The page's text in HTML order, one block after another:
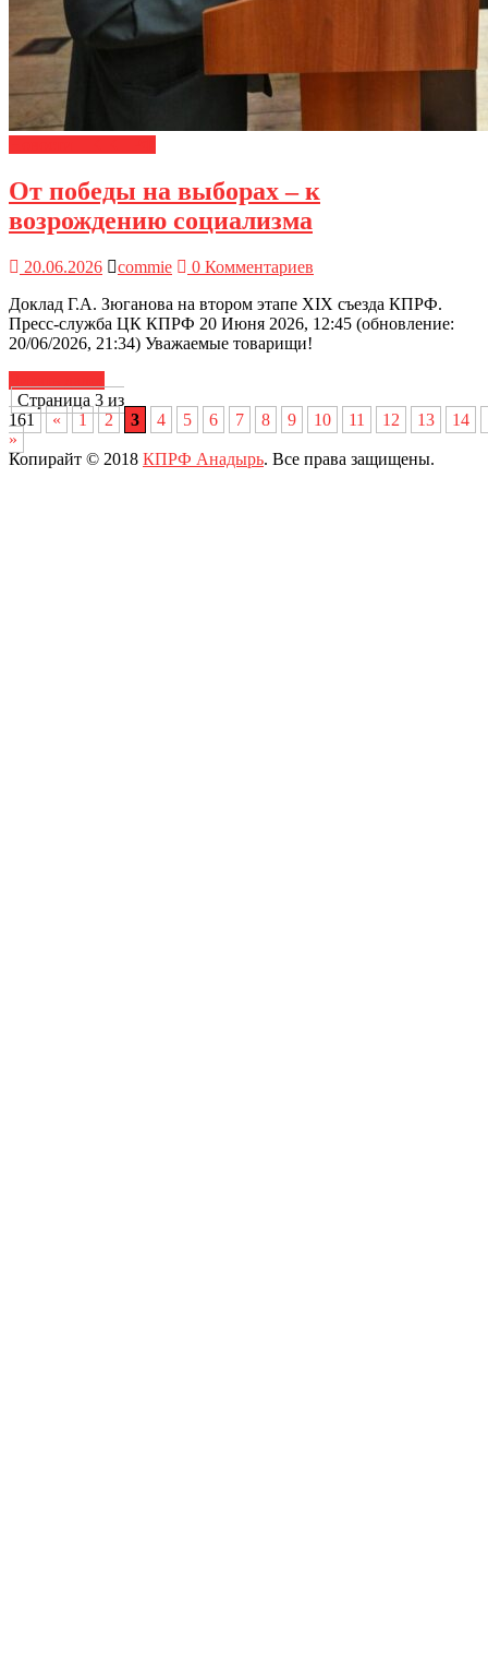
От победы на выборах – к
возрождению социализма
20.06.2026 commie
0 Комментариев
Доклад Г.А. Зюганова на втором этапе XIX съезда КПРФ.
Пресс-служба ЦК КПРФ 20 Июня 2026, 12:45 (обновление:
20/06/2026, 21:34) Уважаемые товарищи!
Страница 3 из
161
« 1 2 3 4 5 6 7 8 9 10 11 12 13 14
»
Копирайт © 2018 КПРФ Анадырь. Все права защищены.